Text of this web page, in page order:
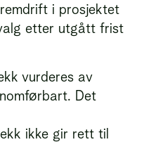
i prosjektet
etter utgått frist
vurderes av
Det
ikke gir rett til